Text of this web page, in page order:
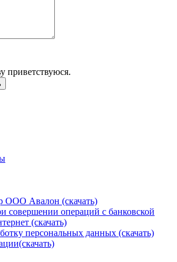
приветствуюся.
ООО Авалон (скачать)
совершении операций с банковской
(скачать)
персональных данных (скачать)